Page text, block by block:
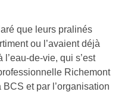
que leurs pralinés
ou l’avaient déjà
de-vie, qui s’est
Richemont
et par l’organisation